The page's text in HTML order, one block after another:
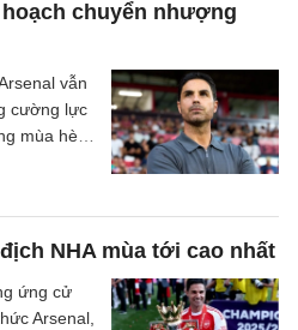
chuyển nhượng
vẫn
cường lực
mùa hè,
năng
NHA mùa tới cao nhất
ứng cử
Arsenal,